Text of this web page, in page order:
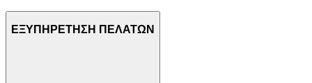
ΕΞΥΠΗΡΕΤΗΣΗ ΠΕΛΑΤΩΝ